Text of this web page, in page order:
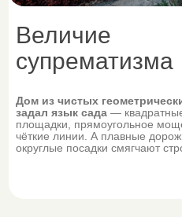
Величие
супрематизма
Дом из чистых
задал язык сада —
площадки, прямоугольное
чёткие линии. А плавные
округлые посадки смягчают